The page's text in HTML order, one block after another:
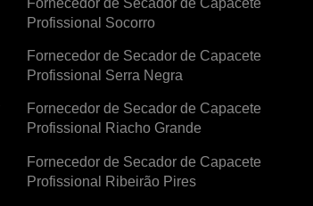
Profissional Socorro
Fornecedor de Secador de Capacete
Profissional Serra Negra
Fornecedor de Secador de Capacete
Profissional Riacho Grande
Fornecedor de Secador de Capacete
Profissional Ribeirão Pires